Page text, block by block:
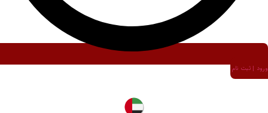
ورود | ثبت نام